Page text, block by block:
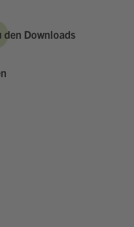
den Downloads